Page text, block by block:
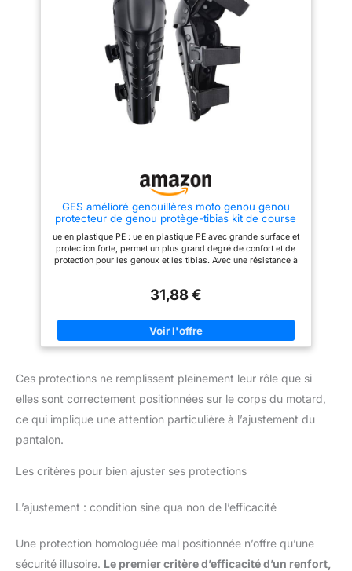
confort et une protection
inégalée. convient à la
protection des genoux des
adultes en moto, moto-cross,
dirt bike, VTT, cyclisme, etc.
permet un plus grand degré de
confort et de protection pour les
genoux et les tibias. Le système
de sangle à dégagement rapide
à réglage unique permet une
application et un retrait rapides
et faciles, la taille des bandes
élastiques peut être ajustée.
Convient pour protéger les
coudes et les genoux des
adultes Moto / Motorcross, vélo
GES amélioré genouillères moto genou genou
protecteur de genou protège-tibias kit de course
motocross (Noir)
ue en plastique PE : ue en plastique PE avec grande surface et
protection forte, permet un plus grand degré de confort et de
protection pour les genoux et les tibias. Avec une résistance à
respirabilité, tissu doux et doux pour la peau sans chaleur,
les genoux et les tibias. Réglable : système de sangle à
dégagement rapide à un réglage permettant une application et
un retrait rapides et faciles, la taille des bandes élastiques
restriction, plus d'ajustement et de confort. Nombreuses
moto/motocross adulte, du vélo et du vélo, du patinage, etc.
Réduit les blessures au genou.
31,88 €
Ces protections ne remplissent pleinement leur rôle que si
elles sont correctement positionnées sur le corps du motard,
ce qui implique une attention particulière à l’ajustement du
pantalon.
Les critères pour bien ajuster ses protections
L’ajustement : condition sine qua non de l’efficacité
Une protection homologuée mal positionnée n’offre qu’une
sécurité illusoire. Le premier critère d’efficacité d’un renfort,